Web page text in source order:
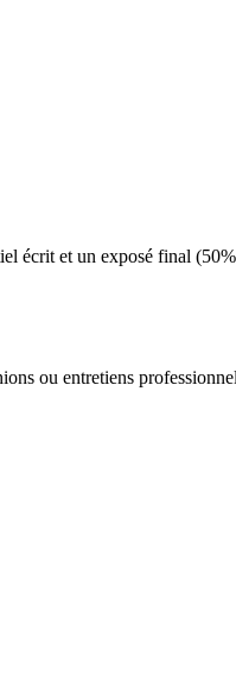
écrit et un exposé final
ou entretiens